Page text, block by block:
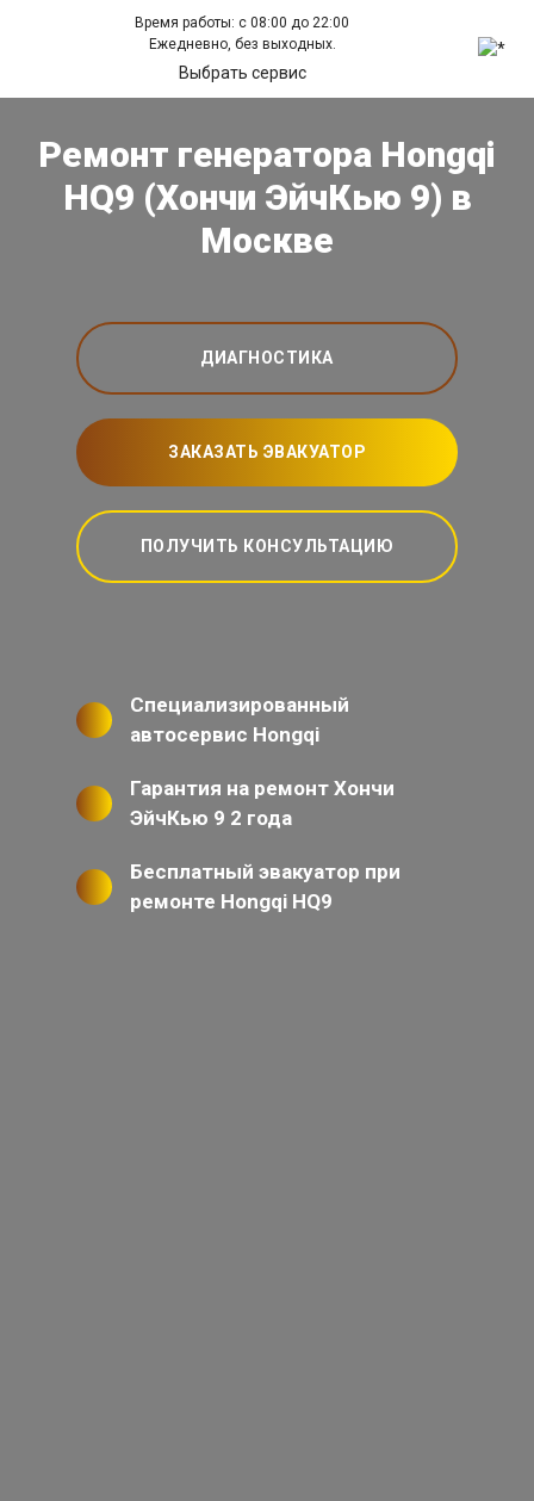
Время работы: с 08:00 до 22:00
Ежедневно, без выходных.
Выбрать сервис
Ремонт генератора Hongqi
HQ9 (Хончи ЭйчКью 9) в
Москве
ДИАГНОСТИКА
ЗАКАЗАТЬ ЭВАКУАТОР
ПОЛУЧИТЬ КОНСУЛЬТАЦИЮ
Специализированный
автосервис Hongqi
Гарантия на ремонт Хончи
ЭйчКью 9 2 года
Бесплатный эвакуатор при
ремонте Hongqi HQ9